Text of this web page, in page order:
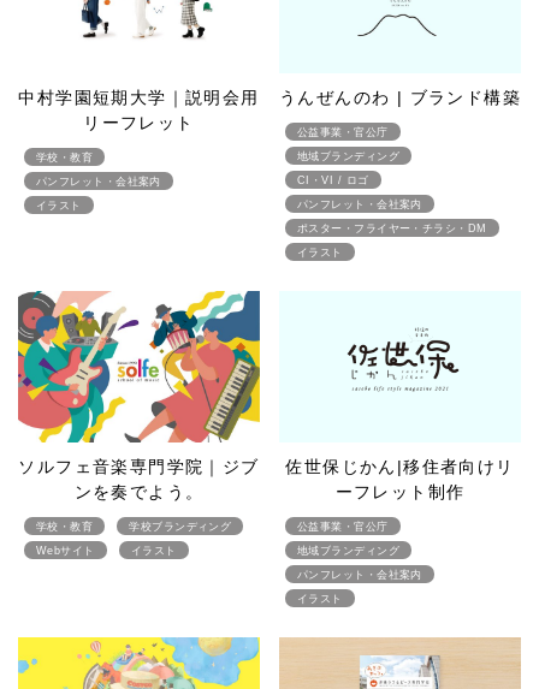
中村学園短期大学｜説明会用
リーフレット
学校・教育
パンフレット・会社案内
イラスト
うんぜんのわ | ブランド構築
公益事業・官公庁
地域ブランディング
CI・VI / ロゴ
パンフレット・会社案内
ポスター・フライヤー・チラシ・DM
イラスト
ソルフェ音楽専門学院｜ジブ
ンを奏でよう。
学校・教育
学校ブランディング
Webサイト
イラスト
佐世保じかん|移住者向けリ
ーフレット制作
公益事業・官公庁
地域ブランディング
パンフレット・会社案内
イラスト